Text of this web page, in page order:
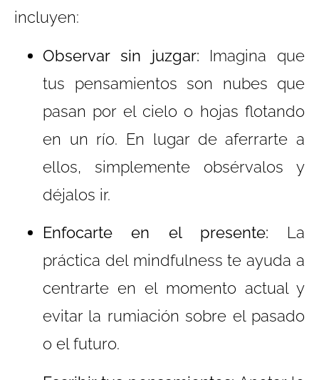
incluyen:
Observar sin juzgar: Imagina que
tus pensamientos son nubes que
pasan por el cielo o hojas flotando
en un río. En lugar de aferrarte a
ellos, simplemente obsérvalos y
déjalos ir.
Enfocarte en el presente: La
práctica del mindfulness te ayuda a
centrarte en el momento actual y
evitar la rumiación sobre el pasado
o el futuro.